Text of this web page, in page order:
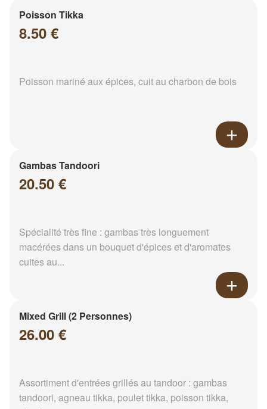
Poisson Tikka
8.50 €
Poisson mariné aux épices, cuit au charbon de bois
Gambas Tandoori
20.50 €
Spécialité très fine : gambas très longuement
macérées dans un bouquet d'épices et d'aromates
cuites au...
Mixed Grill (2 Personnes)
26.00 €
Assortiment d'entrées grillés au tandoor : gambas
tandoori, agneau tikka, poulet tikka, poisson tikka,